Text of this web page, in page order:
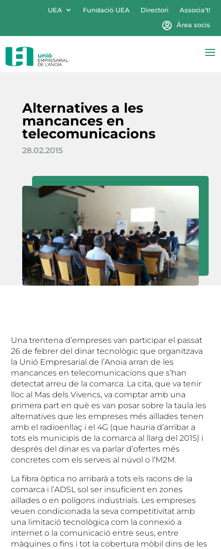
UEA Fundació UEA Directori
Associa’t!
Àrea socis
Alternatives a les
mancances en
telecomunicacions
28.02.2015
Una trentena d’empreses van participar el passat
26 de febrer del dinar tecnològic que organitzava
la Unió Empresarial de l’Anoia arran de les
mancances en telecomunicacions que s’han
detectat arreu de la comarca. La cita, que va tenir
lloc al Mas dels Vivencs, va comptar amb una
primera part en què es van posar sobre la taula les
alternatives que les empreses més aïllades tenen
amb el radioenllaç i el 4G (que hauria d’arribar a
tots els municipis de la comarca al llarg del 2015) i
després del dinar es va parlar d’ofertes més
concretes com els serveis al núvol o l’M2M.
La fibra òptica no arribarà a tots els racons de la
comarca i l’ADSL sol ser insuficient en zones
aïllades o en polígons industrials. Les empreses
veuen condicionada la seva competitivitat amb
una limitació tecnològica com la connexió a
internet o la comunicació entre seus, entre
màquines o fins i tot la cobertura mòbil dins de les